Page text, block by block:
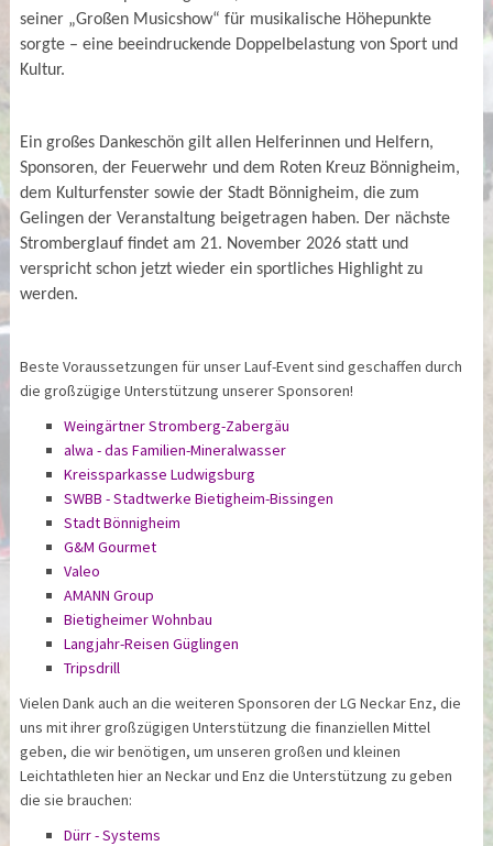
seiner „Großen Musicshow“ für musikalische Höhepunkte
sorgte – eine beeindruckende Doppelbelastung von Sport und
Kultur.
Ein großes Dankeschön gilt allen Helferinnen und Helfern,
Sponsoren, der Feuerwehr und dem Roten Kreuz Bönnigheim,
dem Kulturfenster sowie der Stadt Bönnigheim, die zum
Gelingen der Veranstaltung beigetragen haben. Der nächste
Stromberglauf findet am 21. November 2026 statt und
verspricht schon jetzt wieder ein sportliches Highlight zu
werden.
Beste Voraussetzungen für unser Lauf-Event sind geschaffen durch
die großzügige Unterstützung unserer Sponsoren!
Weingärtner Stromberg-Zabergäu
alwa - das Familien-Mineralwasser
Kreissparkasse Ludwigsburg
SWBB - Stadtwerke Bietigheim-Bissingen
Stadt Bönnigheim
G&M Gourmet
Valeo
AMANN Group
Bietigheimer Wohnbau
Langjahr-Reisen Güglingen
Tripsdrill
Vielen Dank auch an die weiteren Sponsoren der LG Neckar Enz, die
uns mit ihrer großzügigen Unterstützung die finanziellen Mittel
geben, die wir benötigen, um unseren großen und kleinen
Leichtathleten hier an Neckar und Enz die Unterstützung zu geben
die sie brauchen:
Dürr - Systems